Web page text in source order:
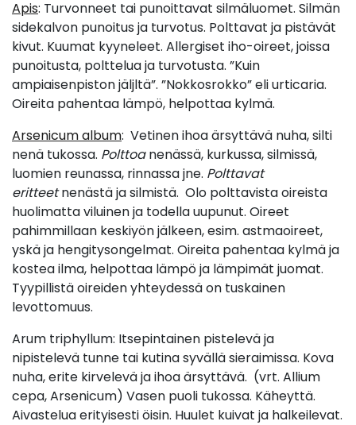
Apis: Turvonneet tai punoittavat silmäluomet. Silmän
sidekalvon punoitus ja turvotus. Polttavat ja pistävät
kivut. Kuumat kyyneleet. Allergiset iho-oireet, joissa
punoitusta, polttelua ja turvotusta. ”Kuin
ampiaisenpiston jäljltä”. ”Nokkosrokko” eli urticaria.
Oireita pahentaa lämpö, helpottaa kylmä.
Arsenicum album: Vetinen ihoa ärsyttävä nuha, silti
nenä tukossa. Polttoanenässä, kurkussa, silmissä,
luomien reunassa, rinnassa jne. Polttavat
eritteetnenästä ja silmistä. Olo polttavista oireista
huolimatta viluinen ja todella uupunut. Oireet
pahimmillaan keskiyön jälkeen, esim. astmaoireet,
yskä ja hengitysongelmat. Oireita pahentaa kylmä ja
kostea ilma, helpottaa lämpö ja lämpimät juomat.
Tyypillistä oireiden yhteydessä on tuskainen
levottomuus.
Arum triphyllum: Itsepintainen pistelevä ja
nipistelevä tunne tai kutina syvällä sieraimissa. Kova
nuha, erite kirvelevä ja ihoa ärsyttävä. (vrt. Allium
cepa, Arsenicum) Vasen puoli tukossa. Käheyttä.
Aivastelua erityisesti öisin. Huulet kuivat ja halkeilevat.